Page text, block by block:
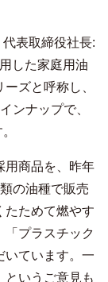
表取締役社長:
した家庭用油
ズと呼称し、
ンナップで、
用商品を、昨年
の油種で販売
たためて燃やす
「プラスチック
いています。一
というご意見も